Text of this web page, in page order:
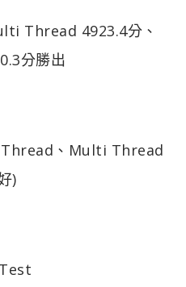
Thread 4923.4分、
分勝出
Thread、Multi Thread
)